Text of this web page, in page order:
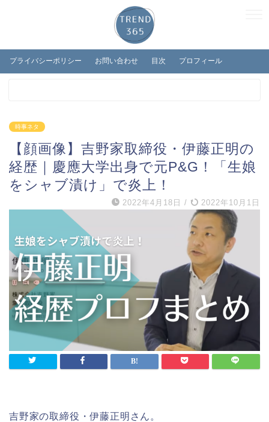
プライバシーポリシー お問い合わせ 目次 プロフィール
時事ネタ
【顔画像】吉野家取締役・伊藤正明の
経歴｜慶應大学出身で元P&G！「生娘
をシャブ漬け」で炎上！
2022年4月18日 / 2022年10月1日
吉野家の取締役・伊藤正明さん。